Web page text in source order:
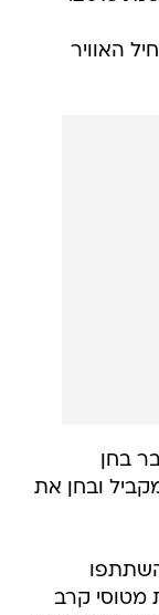
האוויר
בחן
ובחן את
מטוסי קרב